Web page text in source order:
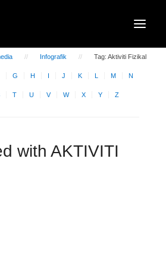
Infografik Tag: Aktiviti Fizikal
G H I J K L M N
T U V W X Y Z
with AKTIVITI